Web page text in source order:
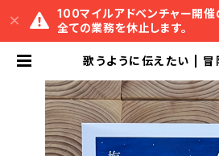
100マイルアドベンチャー開
全ての業務を休止します。
歌うように伝えたい | 冒